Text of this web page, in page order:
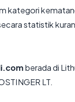
kategori
statistik
berada di
LT.